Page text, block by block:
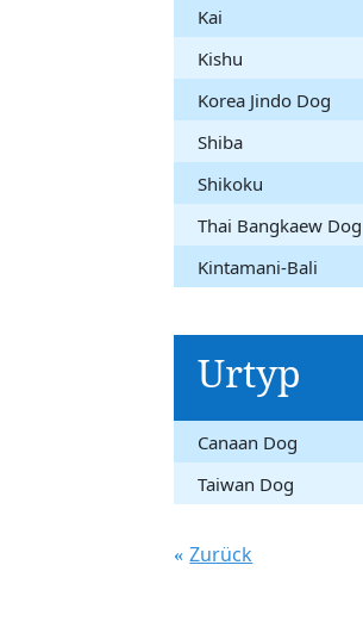
Kai
Kishu
Korea Jindo Dog
Shiba
Shikoku
Thai Bangkaew Dog
Kintamani-Bali
Urtyp
Canaan Dog
Taiwan Dog
Zurück